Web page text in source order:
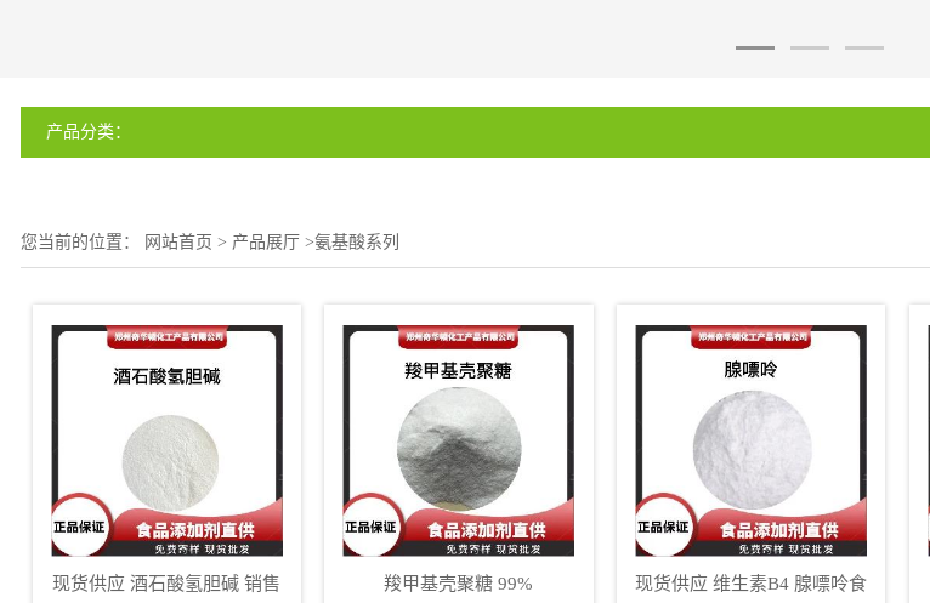
产品分类：
您当前的位置： 网站首页 > 产品展厅 >氨基酸系列
现货供应 酒石酸氢胆碱 销售
羧甲基壳聚糖 99%
现货供应 维生素B4 腺嘌呤食